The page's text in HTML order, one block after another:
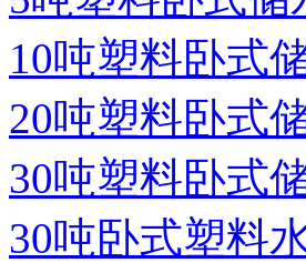
10吨塑料卧式
20吨塑料卧式
30吨塑料卧式
30吨卧式塑料